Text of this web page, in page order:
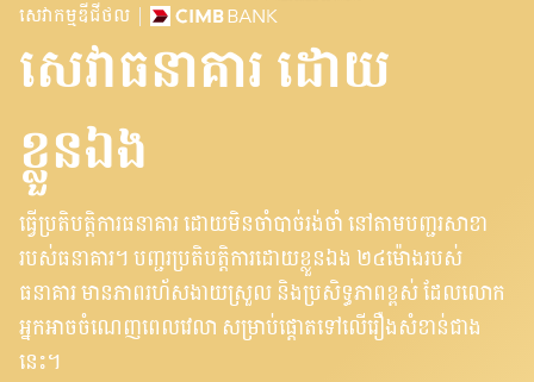
សេវាកម្មឌីជីថល
សេវាធនាគារ ដោយ
ខ្លួនឯង
ធ្វើប្រតិបត្តិការធនាគារ ដោយមិនចាំបាច់រង់ចាំ នៅតាមបញ្ជរសាខា
របស់ធនាគារ។ បញ្ជរប្រតិបត្តិការដោយខ្លួនឯង ២៤ម៉ោងរបស់
ធនាគារ​ មានភាពរហ័សងាយស្រួល និងប្រសិទ្ធភាពខ្ពស់ ដែលលោក
អ្នកអាចចំណេញពេលវេលា សម្រាប់ផ្តោតទៅលើរឿងសំខាន់ជាង
នេះ។